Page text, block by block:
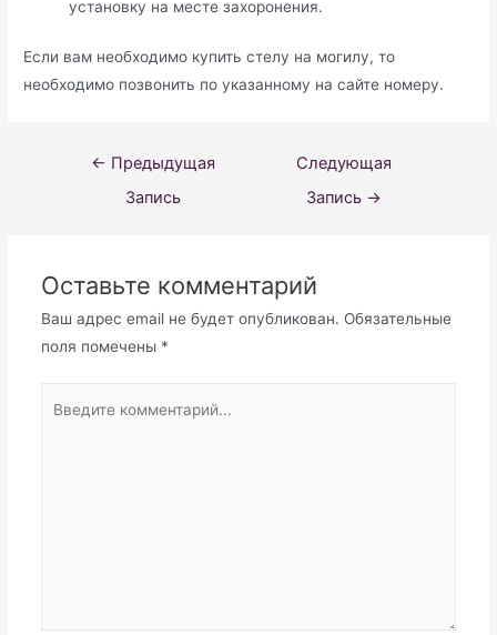
установку на месте захоронения.
Если вам необходимо купить стелу на могилу, то
необходимо позвонить по указанному на сайте номеру.
Навигация
← Предыдущая
Запись
Следующая
Запись →
Оставьте комментарий
Ваш адрес email не будет опубликован. Обязательные
поля помечены *
комментарий...